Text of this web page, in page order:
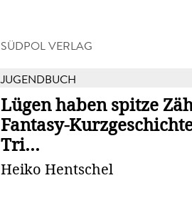
SÜDPOL VERLAG
JUGENDBUCH
Lügen haben spitze
Fantasy-
Tri...
Heiko Hentschel